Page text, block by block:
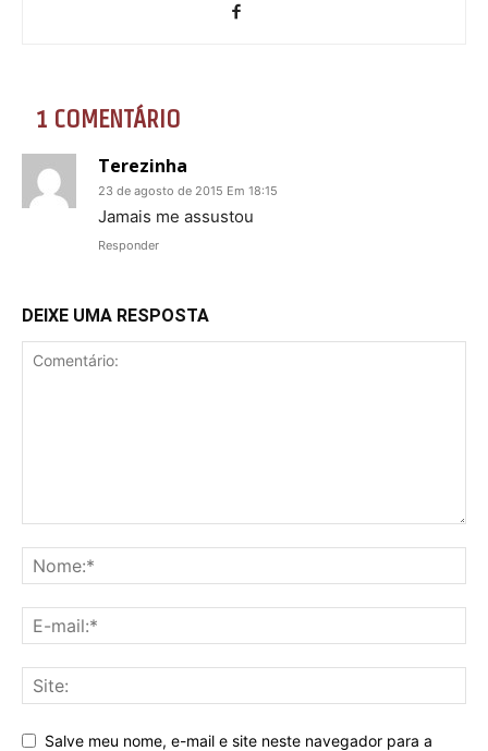
1 COMENTÁRIO
Terezinha
23 de agosto de 2015 Em 18:15
Jamais me assustou
Responder
DEIXE UMA RESPOSTA
Salve meu nome, e-mail e site neste navegador para a